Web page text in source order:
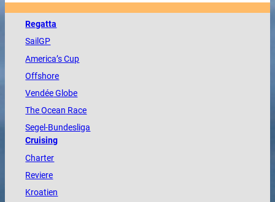
Regatta
SailGP
America’s Cup
Offshore
VendéeGlobe
TheOcean Race
Segel-Bundesliga
Cruising
Charter
Reviere
Kroatien